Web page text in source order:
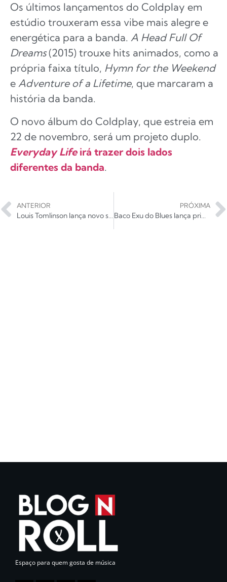
Os últimos lançamentos do Coldplay em
estúdio trouxeram essa vibe mais alegre e
energética para a banda. A Head Full Of
Dreams(2015) trouxe hits animados, como a
própria faixa título, Hymn for the Weekend
e Adventure of a Lifetime, que marcaram a
história da banda.
O novo álbum do Coldplay, que estreia em
22 de novembro, será um projeto duplo.
Everyday Life irá trazer dois lados
diferentes da banda.
ANTERIOR PRÓXIMA
Baco Exu do Blues lança primeiro vídeo de websérie sobre seu novo álbum
Espaço para quem gosta de música